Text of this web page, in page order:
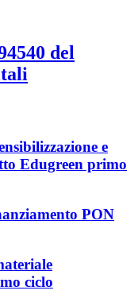
del
e
Edugreen primo
PON
ciclo